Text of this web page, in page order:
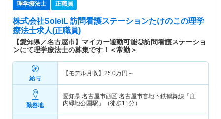
理学療法士 正職員
株式会社SoleiL 訪問看護ステーションたけのこ の理学
療法士求人(正職員)
【愛知県／名古屋市】マイカー通勤可能◎訪問看護ステーショ
ンにて理学療法士の募集です！＜常勤＞
給与
【モデル月収】 25.0万円～
勤務地
愛知県 名古屋市西区 名古屋市営地下鉄鶴舞線「庄
内緑地公園駅」（徒歩11分）